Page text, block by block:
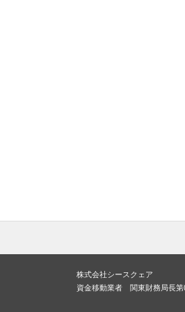
株式会社シースクェア
資金移動業者 関東財務局長